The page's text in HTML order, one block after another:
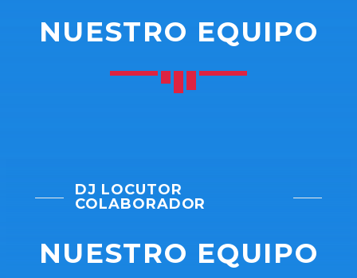
NUESTRO EQUIPO
DJ LOCUTOR
COLABORADOR
NUESTRO EQUIPO